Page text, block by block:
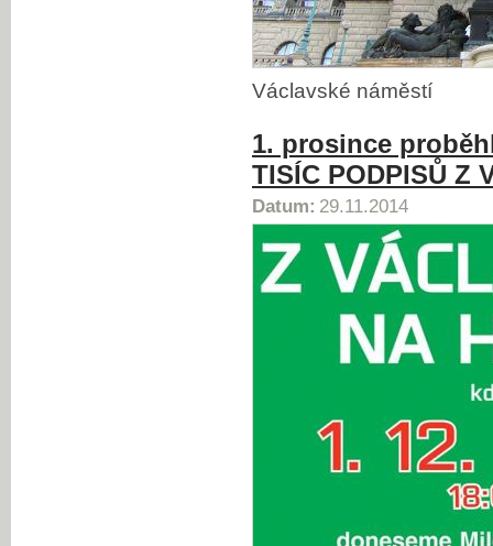
Václavské náměstí
1. prosince
TISÍC PODPISŮ Z
Datum: 29.11.2014